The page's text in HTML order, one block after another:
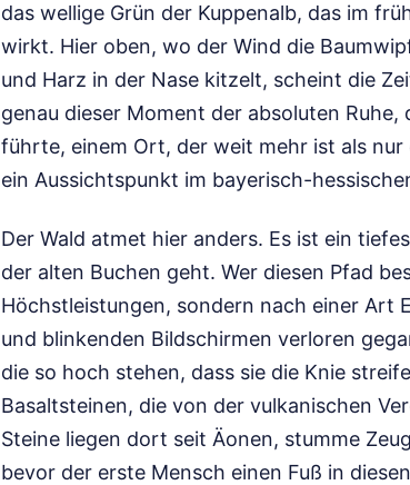
das wellige Grün der Kuppenalb, das im
wirkt. Hier oben, wo der Wind die
und Harz in der Nase kitzelt, scheint die
genau dieser Moment der absoluten
führte, einem Ort, der weit mehr ist als
ein Aussichtspunkt im bayerisch-
Der Wald atmet hier anders. Es ist ein
der alten Buchen geht. Wer diesen Pfad
Höchstleistungen, sondern nach einer Art
und blinkenden Bildschirmen verloren
die so hoch stehen, dass sie die Knie
Basaltsteinen, die von der vulkanischen
Steine liegen dort seit Äonen, stumme
bevor der erste Mensch einen Fuß in